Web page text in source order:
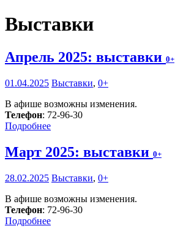
Выставки
Апрель 2025: выставки 0+
01.04.2025 Выставки, 0+
В афише возможны изменения.
Телефон: 72-96-30
Подробнее
Март 2025: выставки 0+
28.02.2025 Выставки, 0+
В афише возможны изменения.
Телефон: 72-96-30
Подробнее